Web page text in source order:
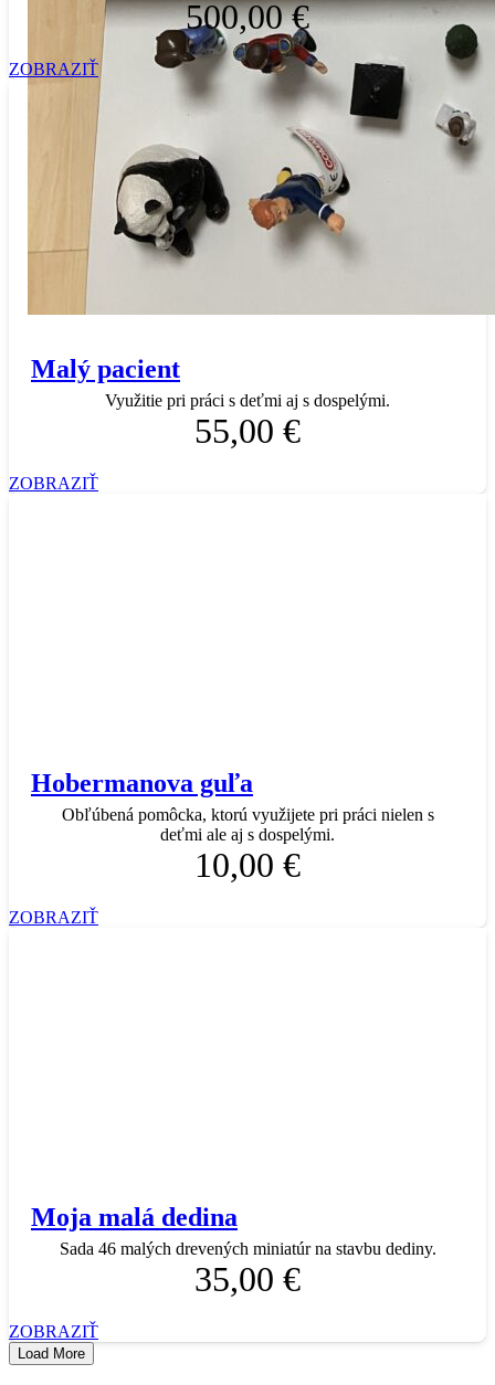
500,00 €
ZOBRAZIŤ
Malý pacient
Využitie pri práci s deťmi aj s dospelými.
55,00 €
ZOBRAZIŤ
Hobermanova guľa
Obľúbená pomôcka, ktorú využijete pri práci nielen s
deťmi ale aj s dospelými.
10,00 €
ZOBRAZIŤ
Moja malá dedina
Sada 46 malých drevených miniatúr na stavbu dediny.
35,00 €
ZOBRAZIŤ
Load More